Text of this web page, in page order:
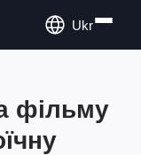
Ukr
фільму